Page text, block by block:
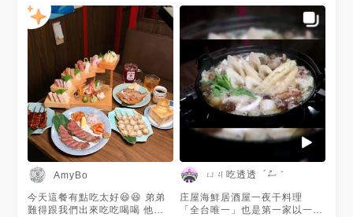
方，店裡面真的像是一個秘境，
非常日本，連菜單都是日文，有
置身在日本居酒屋的感覺！好險
店員都會講中文，還剛好遇到一
個在台灣念大學的日本服務員幫
我們服務，超親切又超可愛的啦
~🤤🤤🤤 位子基本上挺多的，有
吧台還有一個一個的包廂，其實
隱密性挺夠的~ 餐點部分選擇性
很多，店員來介紹的時候也講得
很清楚，服務超好~~餐點的部
分這一次四個人來吃是挺剛好
的，就是有種六分飽那樣，單論
食物來說是真的還不錯，cp值挺
可以的，口味也都可以~ （此次
點的食物不只照片上的） 基本
上如果有朋友想吃日式的居酒
AmyBo
今天這餐有點吃太好😆😆 弟弟
難得跟我們出來吃吃喝喝 他
ㄩㄐ吃透透 ´ސު｀
庄屋海鮮居酒屋一夜干料理
「全台唯一」也是第一家以一夜